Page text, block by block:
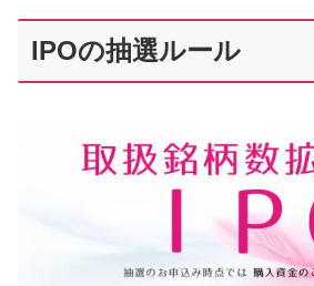
IPOの抽選ルール